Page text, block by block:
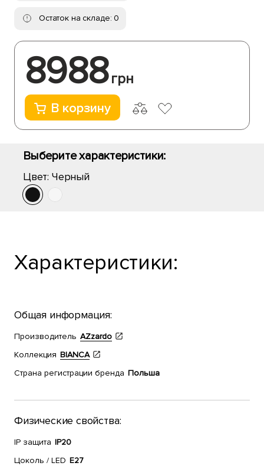
Остаток на складе: 0
8988грн
В корзину
Выберите характеристики:
Цвет: Черный
Характеристики:
Общая информация:
Производитель AZzardo
Коллекция BIANCA
Страна регистрации бренда Польша
Физические свойства:
IP защита IP20
Цоколь / LED E27